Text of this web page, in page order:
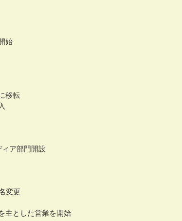
始
移転
ア部門開設
変更
主とした営業を開始